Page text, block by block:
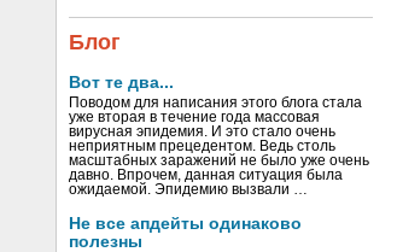
Блог
Вот те два...
Поводом для написания этого блога стала
уже вторая в течение года массовая
вирусная эпидемия. И это стало очень
неприятным прецедентом. Ведь столь
масштабных заражений не было уже очень
давно. Впрочем, данная ситуация была
ожидаемой. Эпидемию вызвали …
Не все апдейты одинаково
полезны